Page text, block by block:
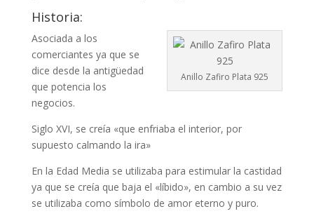
Historia:
Anillo Zafiro Plata 925
Asociada a los
comerciantes ya que se
dice desde la antigüedad
que potencia los
negocios.
Siglo XVI, se creía «que enfriaba el interior, por
supuesto calmando la ira»
En la Edad Media se utilizaba para estimular la castidad
ya que se creía que baja el «líbido», en cambio a su vez
se utilizaba como símbolo de amor eterno y puro.